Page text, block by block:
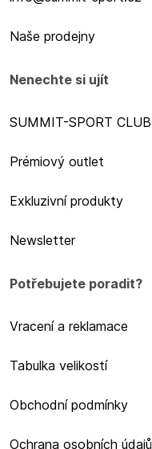
Naše prodejny
Nenechte si ujít
SUMMIT-SPORT CLUB
Prémiový outlet
Exkluzivní produkty
Newsletter
Potřebujete poradit?
Vracení a reklamace
Tabulka velikostí
Obchodní podmínky
Ochrana osobních údajů